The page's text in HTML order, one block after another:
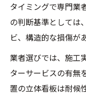
タイミングで専門業
の判断基準としては
ビ、構造的な損傷が
業者選びでは、施工
ターサービスの有無
置の立体看板は耐候